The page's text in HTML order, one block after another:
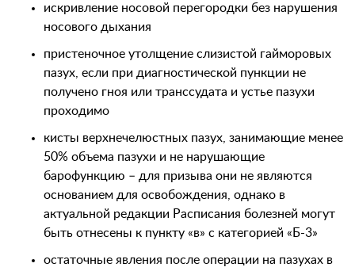
искривление носовой перегородки без нарушения
носового дыхания
пристеночное утолщение слизистой гайморовых
пазух, если при диагностической пункции не
получено гноя или транссудата и устье пазухи
проходимо
кисты верхнечелюстных пазух, занимающие менее
50% объема пазухи и не нарушающие
барофункцию – для призыва они не являются
основанием для освобождения, однако в
актуальной редакции Расписания болезней могут
быть отнесены к пункту «в» с категорией «Б-3»
остаточные явления после операции на пазухах в